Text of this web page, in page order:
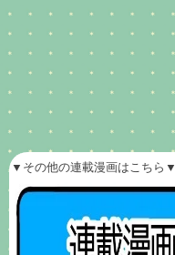
▼その他の連載漫画はこちら▼